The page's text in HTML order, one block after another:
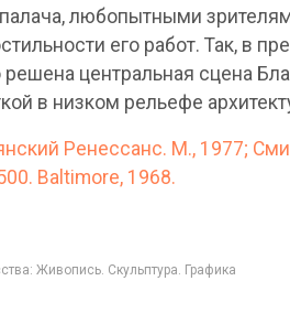
любопытными
его работ. Так, в
центральная сцена
в низком рельефе
Ренессанс. М., 1977;
Baltimore, 1968.
Живопись. Скульптура. Графика